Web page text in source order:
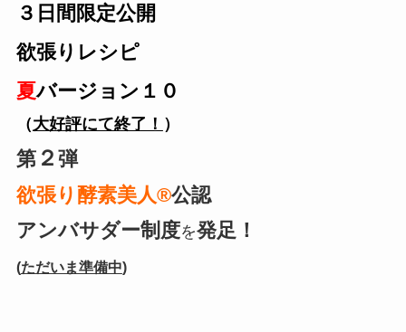
３日間限定公開
欲張りレシピ
夏バージョン１０
（大好評にて終了！ ）
第２ 弾
欲張り酵素美人®公認
アンバサダー制度を発足！
(ただいま準備中)